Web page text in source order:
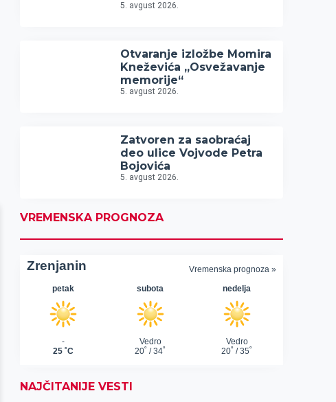
5. avgust 2026.
Otvaranje izložbe Momira
Kneževića „Osvežavanje
memorije“
5. avgust 2026.
Zatvoren za saobraćaj
deo ulice Vojvode Petra
Bojovića
5. avgust 2026.
VREMENSKA PROGNOZA
NAJČITANIJE VESTI